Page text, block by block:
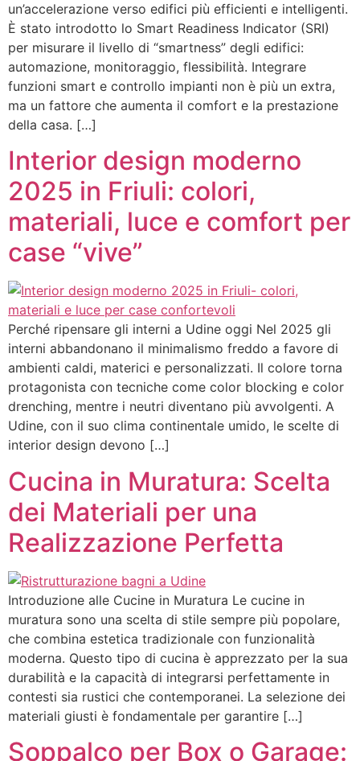
un’accelerazione verso edifici più efficienti e intelligenti.
È stato introdotto lo Smart Readiness Indicator (SRI)
per misurare il livello di “smartness” degli edifici:
automazione, monitoraggio, flessibilità. Integrare
funzioni smart e controllo impianti non è più un extra,
ma un fattore che aumenta il comfort e la prestazione
della casa. […]
Interior design moderno
2025 in Friuli: colori,
materiali, luce e comfort per
case “vive”
Perché ripensare gli interni a Udine oggi Nel 2025 gli
interni abbandonano il minimalismo freddo a favore di
ambienti caldi, materici e personalizzati. Il colore torna
protagonista con tecniche come color blocking e color
drenching, mentre i neutri diventano più avvolgenti. A
Udine, con il suo clima continentale umido, le scelte di
interior design devono […]
Cucina in Muratura: Scelta
dei Materiali per una
Realizzazione Perfetta
Introduzione alle Cucine in Muratura Le cucine in
muratura sono una scelta di stile sempre più popolare,
che combina estetica tradizionale con funzionalità
moderna. Questo tipo di cucina è apprezzato per la sua
durabilità e la capacità di integrarsi perfettamente in
contesti sia rustici che contemporanei. La selezione dei
materiali giusti è fondamentale per garantire […]
Soppalco per Box o Garage: